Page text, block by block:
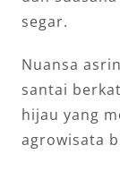
segar.
Nuansa
santai
hijau yang
agrowisata